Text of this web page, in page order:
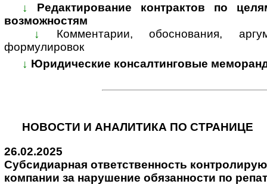
↓
Редактирование контрактов по
возможностям
↓
Комментарии, обоснования,
формулировок
↓ Юридические консалтинговые
НОВОСТИ И АНАЛИТИКА ПО СТРАНИЦЕ
26.02.2025
Субсидиарная от­вет­ст­вен­ность
ком­па­нии за на­ру­ше­ние обя­зан­но­с­ти по